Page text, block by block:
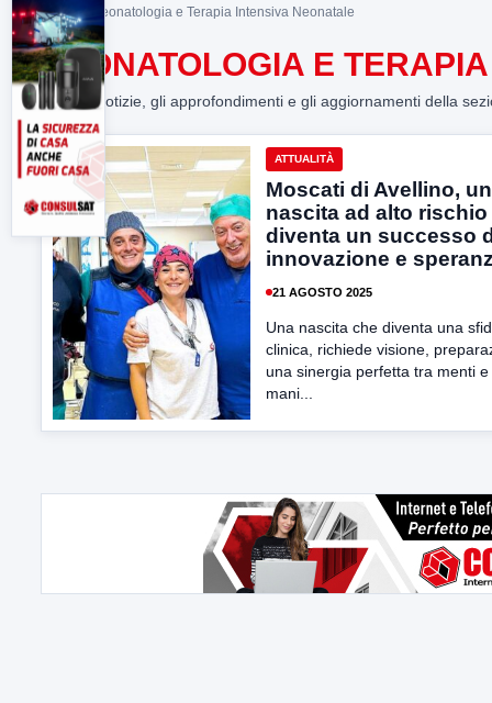
Home> Neonatologia e Terapia Intensiva Neonatale
NEONATOLOGIA E
Tutte le notizie, gli approfondimenti e gli aggiornamenti della
ATTUALITÀ
Moscati di Avellino,
nascita ad alto rischio
diventa un successo
innovazione e
21 AGOSTO 2025
Una nascita che diventa una
clinica, richiede visione,
una sinergia perfetta tra menti e
mani...